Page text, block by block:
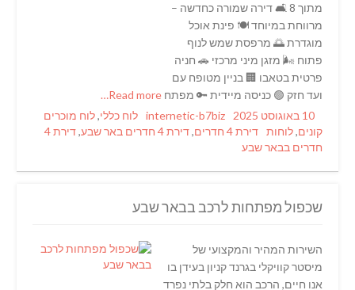
מתוך 8 🛋️ דירה שמורה כחדשה –
מרווחת במיוחד 🍽️ פינת אוכל
מוגדרת 🌅 מרפסת שמש לנוף
פתוח 🌬️ מזגן מיני מרכזי 🚗 חניה
פרטית בטאבו 🏢 בניין מטופח עם
ועד חזק 🟢 כניסה מיידית 🔑 מפתח
Posted
on
10 באוגוסט 2025 Author
internetic-b7biz
Categories
לוח כללי,לוח מוכרים
קונים,לוחות Tags
דירת 4 חדרים ,דירת 4 חדרים באר שבע ,
דירת 4
חדרים בבאר שבע
שכפול מפתחות לרכב בבאר שבע
השירות המהיר והמקצועי של
מיסטר קוויקלי בגרנד קניון בעידן בו
אנו חיים, הרכב הוא חלק בלתי נפרד